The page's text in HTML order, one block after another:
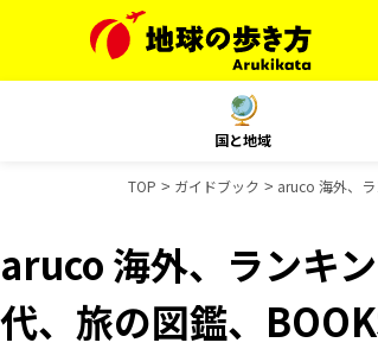
国と地域
TOP ガイドブック aruco 海外、
aruco 海外、ランキ
代、旅の図鑑、